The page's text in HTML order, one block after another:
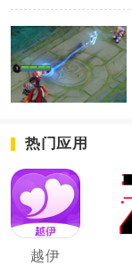
热门应用
越伊